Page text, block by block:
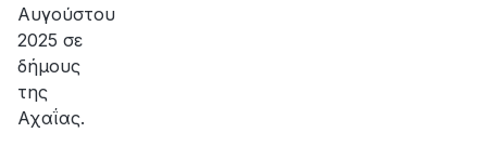
Αυγούστου
2025 σε
δήμους
της
Αχαΐας.